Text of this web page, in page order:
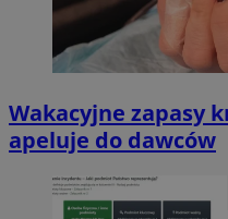
Wakacyjne zapasy
apeluje do dawców